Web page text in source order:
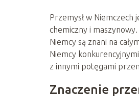
Przemysł w
chemiczny i
Niemcy są znani na
Niemcy
z innymi potęgami
Znaczenie